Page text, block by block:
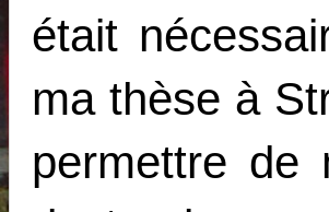
était
ma thèse à
permettre de